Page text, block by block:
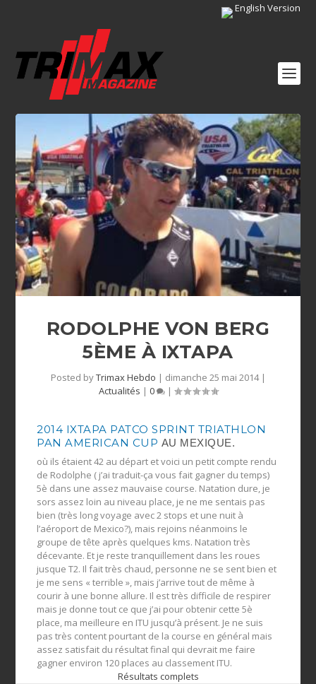
English Version
RODOLPHE VON BERG
5ÈME À IXTAPA
Posted byTrimax Hebdo | dimanche 25 mai 2014|
Actualités | 0 |
2014 IXTAPA PATCO SPRINT TRIATHLON
PAN AMERICAN CUP AU MEXIQUE.
où ils étaient 42 au départ et voici un petit compte rendu
de Rodolphe ( j’ai traduit-ça vous fait gagner du temps)
5è dans une assez mauvaise course. Natation dure, je
sors assez loin au niveau place, je ne me sentais pas
bien (très long voyage avec 2 stops et une nuit à
l’aéroport de Mexico?), mais rejoins néanmoins le
groupe de tête après quelques kms. Natation très
décevante. Et je reste tranquillement dans les roues
jusque T2. Il fait très chaud, personne ne se sent bien et
je me sens « terrible », mais j’arrive tout de même à
courir à une bonne allure. Il est très difficile de respirer
mais je donne tout ce que j’ai pour obtenir cette 5è
place, ma meilleure en ITU jusqu’à présent. Je ne suis
pas très content pourtant de la course en général mais
assez satisfait du résultat final qui devrait me faire
gagner environ 120 places au classement ITU.
Résultats complets